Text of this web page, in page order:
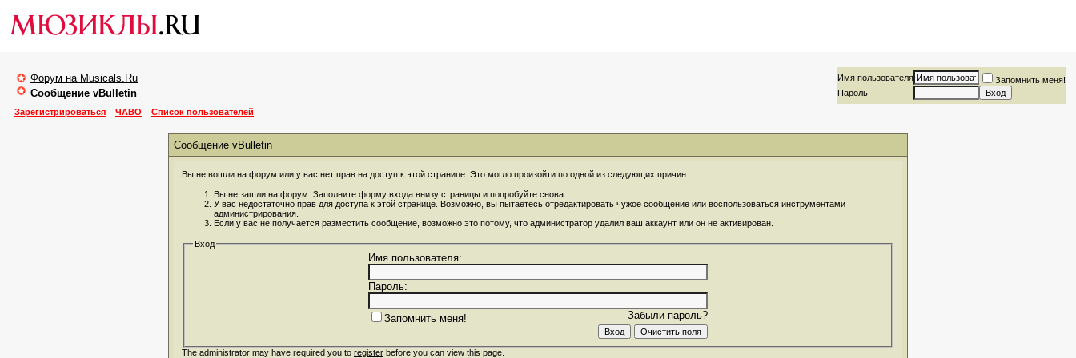
Форум на Musicals.Ru
Сообщение vBulletin
Имя пользователя
Запомнить меня!
Пароль
Зарегистрироваться
ЧАВО Список пользователей
Сообщение vBulletin
Вы не вошли на форум или у вас нет прав на доступ к этой странице. Это могло произойти по одной из следующих причин:
Вы не зашли на форум. Заполните форму входа внизу страницы и попробуйте снова.
У вас недостаточно прав для доступа к этой странице. Возможно, вы пытаетесь отредактировать чужое сообщение или воспользоваться инструментами
администрирования.
Если у вас не получается разместить сообщение, возможно это потому, что администратор удалил ваш аккаунт или он не активирован.
Вход
Имя пользователя:
Пароль:
Забыли пароль?
Запомнить меня!
The administrator may have required you to register before you can view this page.